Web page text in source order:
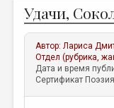
ЖАНРЫ
АВТОРЫ
КОММЕНТАРИИ
ЛИТСАЛОН
Удачи,
Автор:Лариса
Отдел (рубрика,
Дата и время
Сертификат